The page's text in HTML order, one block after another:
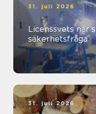
31. juli 2026
Licenssvets när svetsningen blir en
säkerhetsfråga
31. juli 2026